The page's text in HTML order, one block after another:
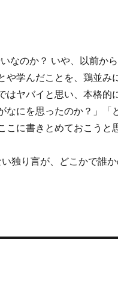
なのか？ いや、以前か
や学んだことを、鶏並み
はヤバイと思い、本格的
なにを思ったのか？」「
こに書きとめておこうと
独り言が、どこかで誰